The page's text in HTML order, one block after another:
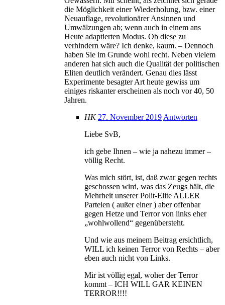
die Möglichkeit einer Wiederholung, bzw. einer
Neuauflage, revolutionärer Ansinnen und
Umwälzungen ab; wenn auch in einem ans
Heute adaptierten Modus. Ob diese zu
verhindern wäre? Ich denke, kaum. – Dennoch
haben Sie im Grunde wohl recht. Neben vielem
anderen hat sich auch die Qualität der politischen
Eliten deutlich verändert. Genau dies lässt
Experimente besagter Art heute gewiss um
einiges riskanter erscheinen als noch vor 40, 50
Jahren.
HK 27. November 2019 Antworten
Liebe SvB,
ich gebe Ihnen – wie ja nahezu immer –
völlig Recht.
Was mich stört, ist, daß zwar gegen rechts
geschossen wird, was das Zeugs hält, die
Mehrheit unserer Polit-Elite ALLER
Parteien ( außer einer ) aber offenbar
gegen Hetze und Terror von links eher
„wohlwollend“ gegenübersteht.
Und wie aus meinem Beitrag ersichtlich,
WILL ich keinen Terror von Rechts – aber
eben auch nicht von Links.
Mir ist völlig egal, woher der Terror
kommt – ICH WILL GAR KEINEN
TERROR!!!!